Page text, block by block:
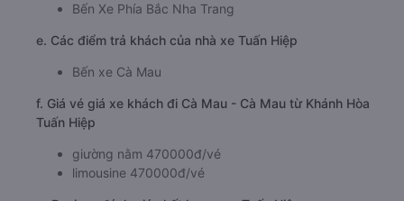
Bến Xe Phía Bắc Nha Trang
e. Các điểm trả khách của nhà xe Tuấn Hiệp
Bến xe Cà Mau
f. Giá vé giá xe khách đi Cà Mau - Cà Mau từ Khánh Hòa
Tuấn Hiệp
giường nằm 470000đ/vé
limousine 470000đ/vé